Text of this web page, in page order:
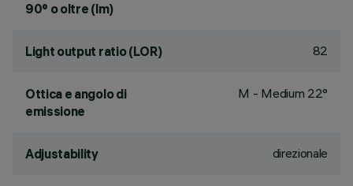
90° o oltre (lm)
Light output ratio (LOR) 82
Ottica e angolo di
emissione
M - Medium 22°
Adjustability direzionale